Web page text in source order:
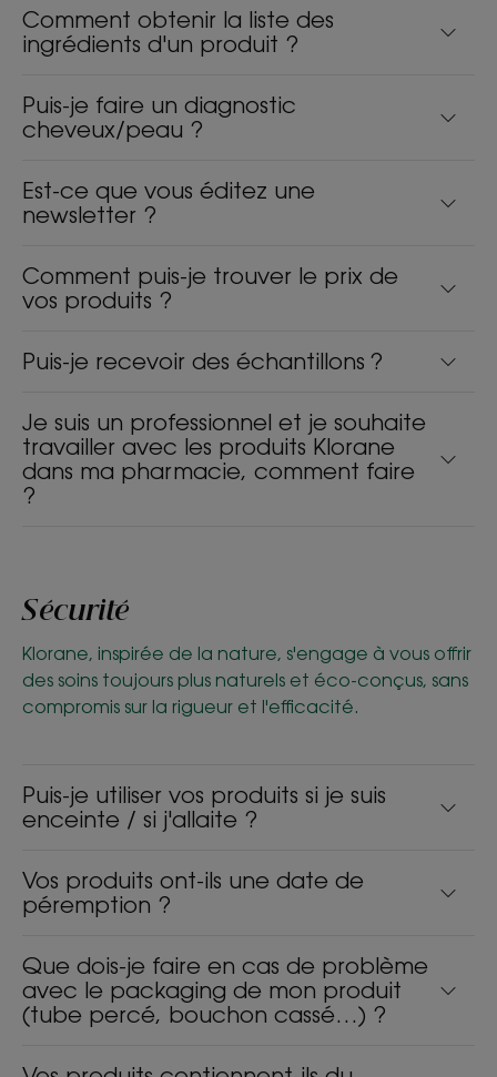
Comment obtenir la liste des
ingrédients d'un produit ?
Puis-je faire un diagnostic
cheveux/peau ?
Est-ce que vous éditez une
newsletter ?
Comment puis-je trouver le prix de
vos produits ?
Puis-je recevoir des échantillons ?
Je suis un professionnel et je souhaite
travailler avec les produits Klorane
dans ma pharmacie, comment faire
?
Sécurité
Klorane, inspirée de la nature, s'engage à vous offrir
des soins toujours plus naturels et éco-conçus, sans
compromis sur la rigueur et l'efficacité.
Puis-je utiliser vos produits si je suis
enceinte / si j'allaite ?
Vos produits ont-ils une date de
péremption ?
Que dois-je faire en cas de problème
avec le packaging de mon produit
(tube percé, bouchon cassé…) ?